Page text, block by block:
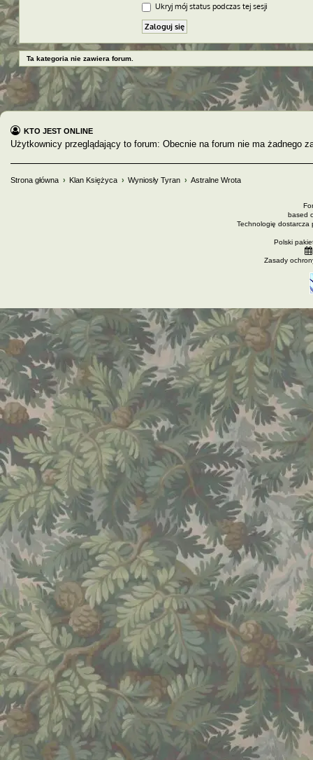
Ukryj mój status podczas tej sesji
Ta kategoria nie zawiera forum.
KTO JEST ONLINE
Użytkownicy przeglądający to forum: Obecnie na forum nie ma żadnego
Strona główna Klan Księżyca Wyniosły Tyran Astralne Wrota
based
Technologię dostarcza
Polski
Zasady